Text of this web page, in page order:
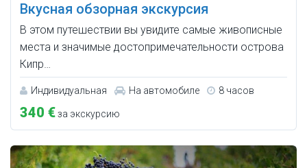
Вкусная обзорная экскурсия
В этом путешествии вы увидите самые живописные
места и значимые достопримечательности острова
Кипр…
Индивидуальная На автомобиле 8 часов
340 €за экскурсию